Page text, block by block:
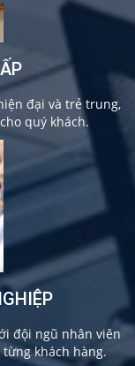
đại và trẻ trung,
quý khách.
đội ngũ nhân viên
khách hàng.